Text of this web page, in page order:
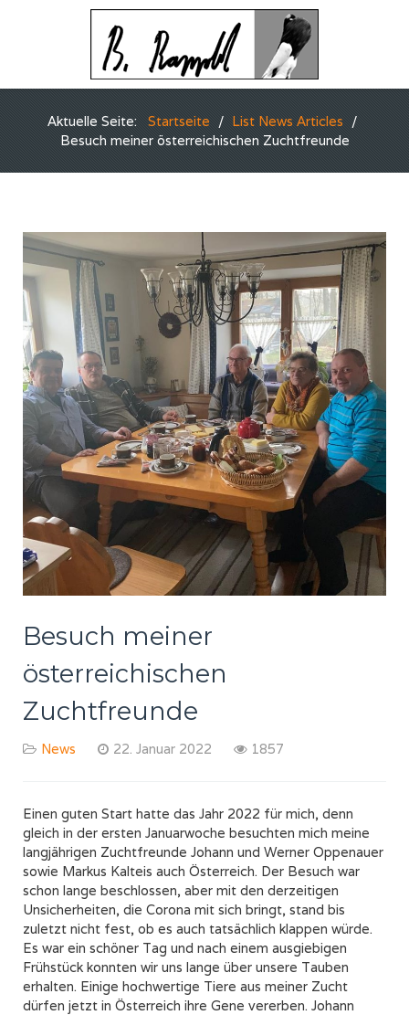
Aktuelle Seite: Startseite
List News Articles
Besuch meiner österreichischen Zuchtfreunde
Besuch meiner
österreichischen
Zuchtfreunde
News 22. Januar 2022 1857
Einen guten Start hatte das Jahr 2022 für mich, denn
gleich in der ersten Januarwoche besuchten mich meine
langjährigen Zuchtfreunde Johann und Werner Oppenauer
sowie Markus Kalteis auch Österreich. Der Besuch war
schon lange beschlossen, aber mit den derzeitigen
Unsicherheiten, die Corona mit sich bringt, stand bis
zuletzt nicht fest, ob es auch tatsächlich klappen würde.
Es war ein schöner Tag und nach einem ausgiebigen
Frühstück konnten wir uns lange über unsere Tauben
erhalten. Einige hochwertige Tiere aus meiner Zucht
dürfen jetzt in Österreich ihre Gene vererben. Johann